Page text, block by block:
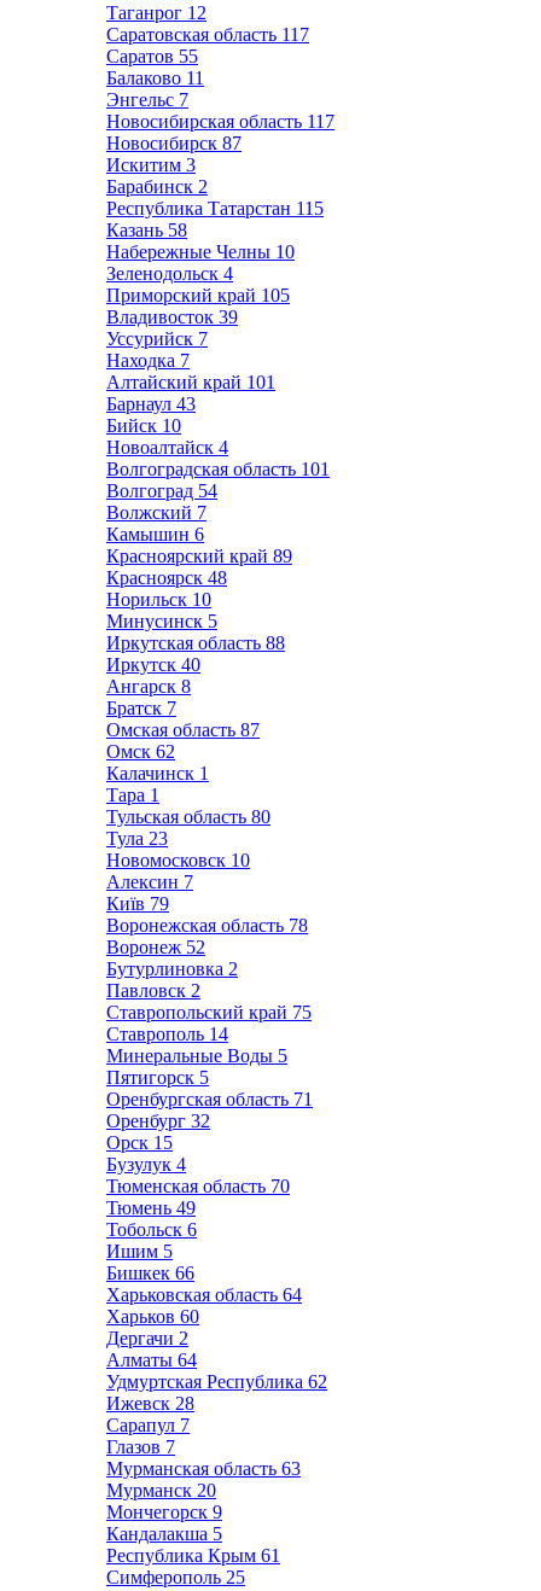
Таганрог 12
Саратовская область 117
Саратов 55
Балаково 11
Энгельс 7
Новосибирская область 117
Новосибирск 87
Искитим 3
Барабинск 2
Республика Татарстан 115
Казань 58
Набережные Челны 10
Зеленодольск 4
Приморский край 105
Владивосток 39
Уссурийск 7
Находка 7
Алтайский край 101
Барнаул 43
Бийск 10
Новоалтайск 4
Волгоградская область 101
Волгоград 54
Волжский 7
Камышин 6
Красноярский край 89
Красноярск 48
Норильск 10
Минусинск 5
Иркутская область 88
Иркутск 40
Ангарск 8
Братск 7
Омская область 87
Омск 62
Калачинск 1
Тара 1
Тульская область 80
Тула 23
Новомосковск 10
Алексин 7
Київ 79
Воронежская область 78
Воронеж 52
Бутурлиновка 2
Павловск 2
Ставропольский край 75
Ставрополь 14
Минеральные Воды 5
Пятигорск 5
Оренбургская область 71
Оренбург 32
Орск 15
Бузулук 4
Тюменская область 70
Тюмень 49
Тобольск 6
Ишим 5
Бишкек 66
Харьковская область 64
Харьков 60
Дергачи 2
Алматы 64
Удмуртская Республика 62
Ижевск 28
Сарапул 7
Глазов 7
Мурманская область 63
Мурманск 20
Мончегорск 9
Кандалакша 5
Республика Крым 61
Симферополь 25